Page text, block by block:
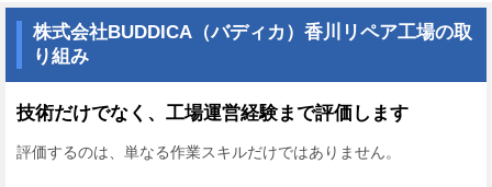
株式会社BUDDICA（バディカ）香川リペア工場の取
り組み
技術だけでなく、工場運営経験まで評価します
評価するのは、単なる作業スキルだけではありません。